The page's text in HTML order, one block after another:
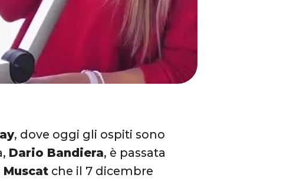
, dove oggi gli ospiti sono
Dario Bandiera, è passata
Muscat che il 7 dicembre